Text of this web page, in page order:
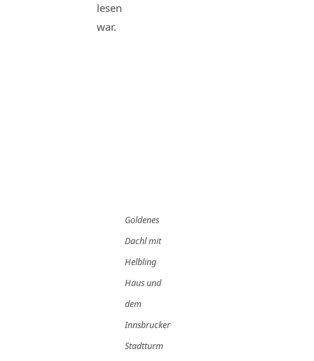
lesen
war.
Goldenes
Dachl mit
Helbling
Haus und
dem
Innsbrucker
Stadtturm